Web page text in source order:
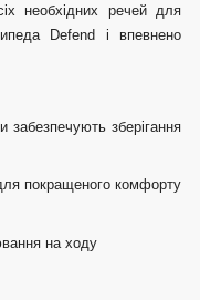
необхідних речей для
Defend і впевнено
зберігання
покращеного комфорту
на ходу